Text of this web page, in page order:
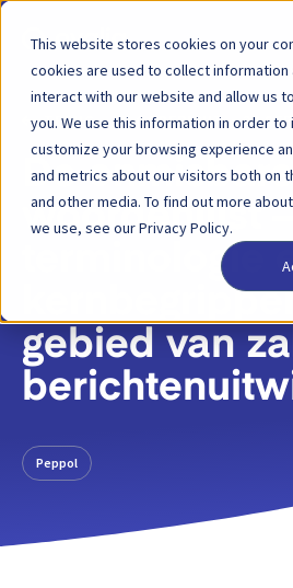
This website stores cookies on your
cookies are used to collect information
interact with our website and allow us
you. We use this information in order to
customize your browsing experience
and metrics about our visitors both on
and other media. To find out more
we use, see our Privacy Policy.
TERUG BLOGBERICHT 27
De
woordenlijst
terminologie
gebied van
Peppol